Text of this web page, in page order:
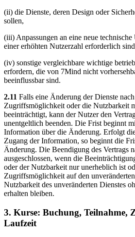
(ii) die Dienste, deren Design oder
sollen,
(iii) Anpassungen an eine neue
einer erhöhten Nutzerzahl erforderlich
(iv) sonstige vergleichbare wichtige
erfordern, die von 7Mind nicht
beeinflussbar sind.
2.11 Falls eine Änderung der Dienste
Zugriffsmöglichkeit oder die Nutzbarkeit
beeinträchtigt, kann der Nutzer den
unentgeltlich beenden. Die Frist beginnt
Information über die Änderung. Erfolgt
Zugang der Information, so beginnt die
Änderung. Die Beendigung des Vertrags
ausgeschlossen, wenn die
oder der Nutzbarkeit nur unerheblich ist
Zugriffsmöglichkeit auf den
Nutzbarkeit des unveränderten Dienstes
erhalten bleiben.
3. Kurse: Buchung, Teilnahme,
Laufzeit